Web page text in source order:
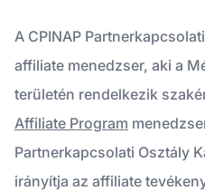
A CPINAP
affiliate menedzser, aki a
területén rendelkezik
Affiliate Program
Partnerkapcsolati Osztály
irányítja az affiliate